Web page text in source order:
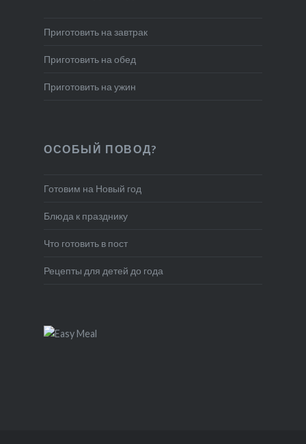
Приготовить на завтрак
Приготовить на обед
Приготовить на ужин
ОСОБЫЙ ПОВОД?
Готовим на Новый год
Блюда к празднику
Что готовить в пост
Рецепты для детей до года